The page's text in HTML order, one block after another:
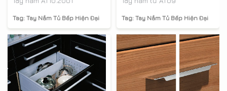
Tag: Tay Nắm Tủ Bếp Hiện Đại Tag: Tay Nắm Tủ Bếp Hiện Đại